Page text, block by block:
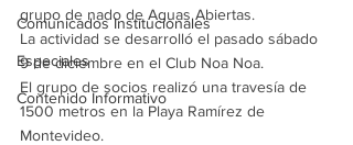
Comunicados Institucionales
Especiales
Contenido Informativo
grupo de nado de Aguas Abiertas.
La actividad se desarrolló el pasado sábado
9 de diciembre en el Club Noa Noa.
El grupo de socios realizó una travesía de
1500 metros en la Playa Ramírez de
Montevideo.